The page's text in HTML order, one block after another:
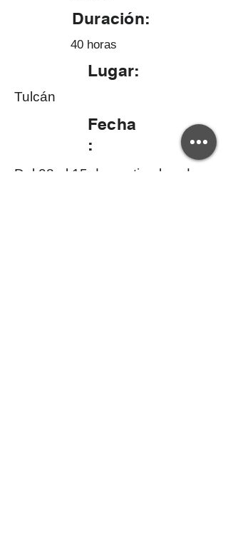
Duración:
40 horas
Lugar:
Tulcán
Fecha
:
Del 08 al 15 de septiembre de